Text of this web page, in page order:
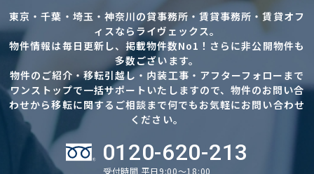
東京・千葉・埼玉・神奈川の貸事務所・賃貸事務所・賃貸オフ
ィスならライヴェックス。
物件情報は毎日更新し、掲載物件数No1！さらに非公開物件も
多数ございます。
物件のご紹介・移転引越し・内装工事・アフターフォローまで
ワンストップで一括サポートいたしますので、物件のお問い合
わせから移転に関するご相談まで何でもお気軽にお問い合わせ
ください。
0120-620-213
受付時間 平日9:00～18:00